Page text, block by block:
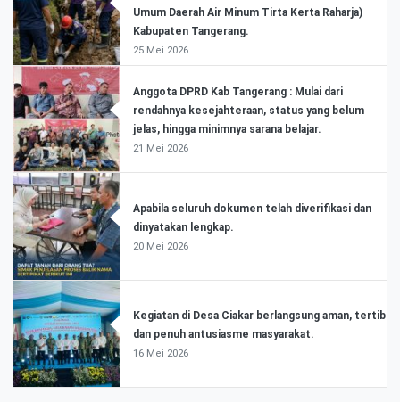
Umum Daerah Air Minum Tirta Kerta Raharja)
Kabupaten Tangerang.
25 Mei 2026
Anggota DPRD Kab Tangerang : Mulai dari
rendahnya kesejahteraan, status yang belum
jelas, hingga minimnya sarana belajar.
21 Mei 2026
Apabila seluruh dokumen telah diverifikasi dan
dinyatakan lengkap.
20 Mei 2026
Kegiatan di Desa Ciakar berlangsung aman, tertib
dan penuh antusiasme masyarakat.
16 Mei 2026